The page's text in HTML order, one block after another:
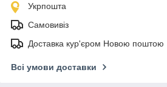
Укрпошта
Самовивіз
Доставка кур'єром Новою поштою
Всі умови доставки